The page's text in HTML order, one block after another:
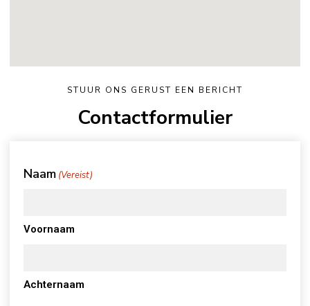
STUUR ONS GERUST EEN BERICHT
Contactformulier
Naam (Vereist)
Voornaam
Achternaam